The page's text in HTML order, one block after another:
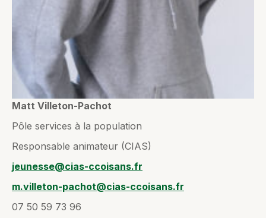
Matt Villeton-Pachot
Pôle services à la population
Responsable animateur (CIAS)
jeunesse@cias-ccoisans.fr
m.villeton-pachot@cias-ccoisans.fr
07 50 59 73 96